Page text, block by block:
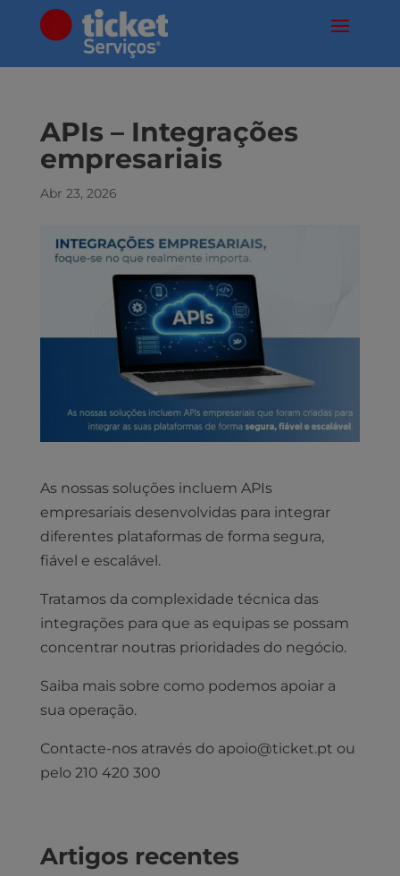
APIs – Integrações
empresariais
Abr 23, 2026
As nossas soluções incluem APIs
empresariais desenvolvidas para integrar
diferentes plataformas de forma segura,
fiável e escalável.
Tratamos da complexidade técnica das
integrações para que as equipas se possam
concentrar noutras prioridades do negócio.
Saiba mais sobre como podemos apoiar a
sua operação.
Contacte-nos através do apoio@ticket.pt ou
pelo 210 420 300
Artigos recentes